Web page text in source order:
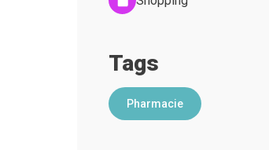
Tags
Pharmacie